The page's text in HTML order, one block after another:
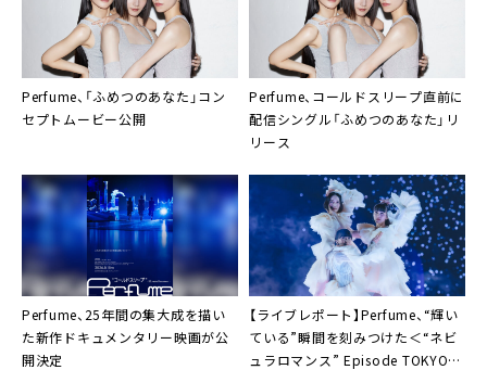
Perfume、「ふめつのあなた」コン
セプトムービー公開
Perfume、コールドスリープ直前に
配信シングル「ふめつのあなた」リ
リース
Perfume、25年間の集大成を描い
た新作ドキュメンタリー映画が公
開決定
【ライブレポート】Perfume、“輝い
ている”瞬間を刻みつけた＜“ネビ
ュラロマンス” Episode TOKYO